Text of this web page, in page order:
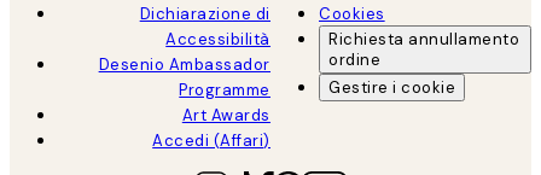
Dichiarazione di
Accessibilità
Desenio Ambassador
Programme
Art Awards
Accedi (Affari)
Cookies
Richiesta annullamento
ordine
Gestire i cookie